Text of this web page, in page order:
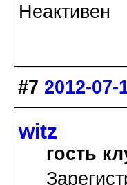
Неактивен
#7 2012-07-
witz
гость